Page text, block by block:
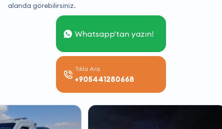
alanda görebilirsiniz.
Whatsapp'tan yazın!
Tıkla Ara
+905441280668